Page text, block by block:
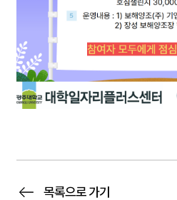
목록으로 가기